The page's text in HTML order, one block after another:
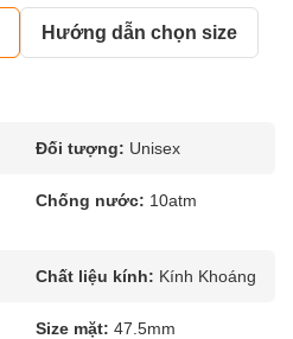
Hướng dẫn chọn size
Đối tượng: Unisex
Chống nước: 10atm
Chất liệu kính: Kính Khoáng
Size mặt: 47.5mm